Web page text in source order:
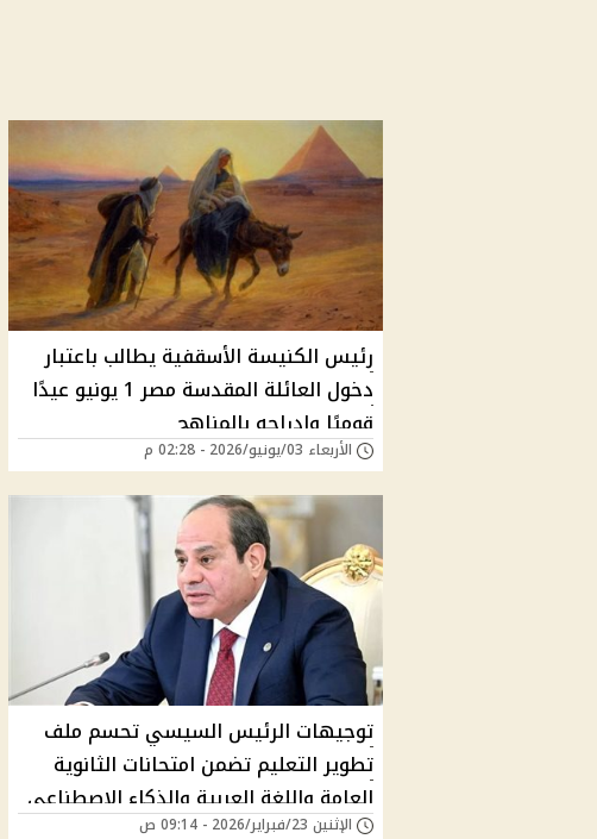
رئيس الكنيسة الأسقفية يطالب باعتبار
دخول العائلة المقدسة مصر 1 يونيو عيدًا
قوميًا وإدراجه بالمناهج
الأربعاء 03/يونيو/2026 - 02:28 م
توجيهات الرئيس السيسي تحسم ملف
تطوير التعليم تضمن امتحانات الثانوية
العامة واللغة العربية والذكاء الاصطناعي
الإثنين 23/فبراير/2026 - 09:14 ص